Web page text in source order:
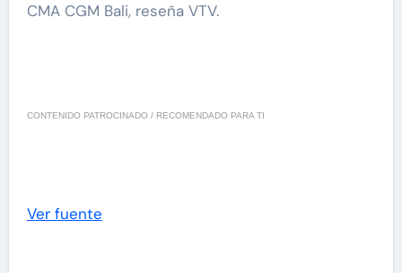
CMA CGM Bali, reseña VTV.
CONTENIDO PATROCINADO / RECOMENDADO PARA TI
Ver fuente